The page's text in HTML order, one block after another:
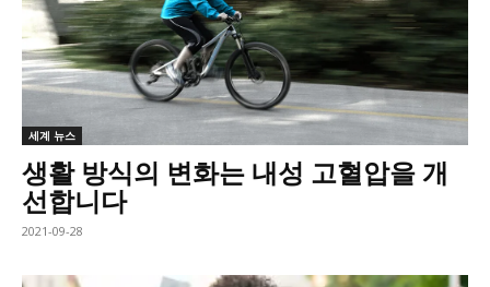
세계 뉴스
생활 방식의 변화는 내성 고혈압을 개
선합니다
2021-09-28